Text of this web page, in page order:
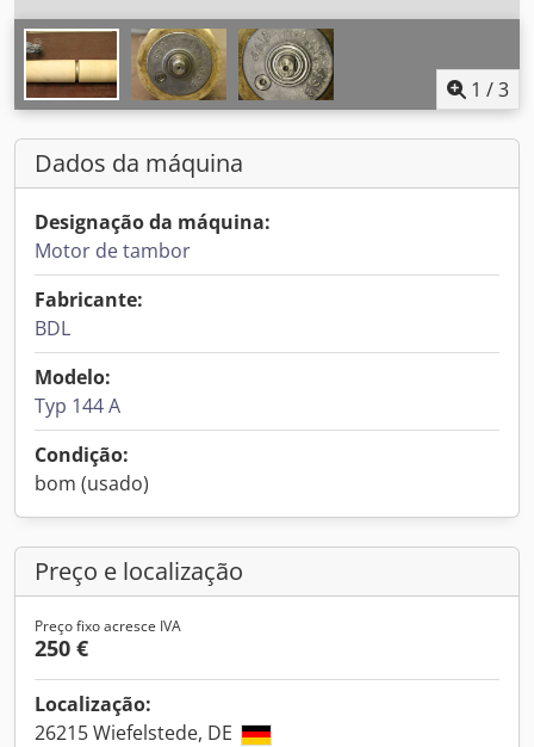
1 /3
Dados da máquina
Designação da máquina:
Motor de tambor
Fabricante:
BDL
Modelo:
Typ 144 A
Condição:
bom (usado)
Preço e localização
Preço fixo acresce IVA
250 €
Localização:
26215 Wiefelstede, DE